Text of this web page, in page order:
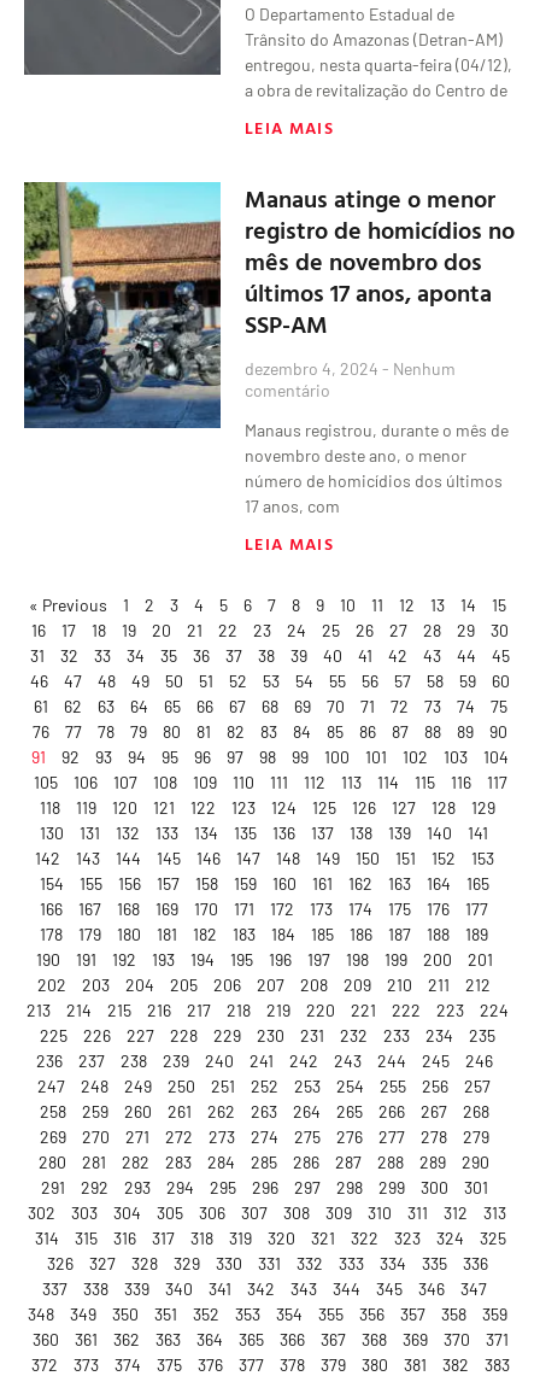
O Departamento Estadual de
Trânsito do Amazonas (Detran-AM)
entregou, nesta quarta-feira (04/12),
a obra de revitalização do Centro de
LEIA MAIS
Manaus atinge o menor
registro de homicídios no
mês de novembro dos
últimos 17 anos, aponta
SSP-AM
dezembro 4, 2024 Nenhum
comentário
Manaus registrou, durante o mês de
novembro deste ano, o menor
número de homicídios dos últimos
17 anos, com
LEIA MAIS
« Previous 1 2 3 4 5 6 7 8 9 10 11 12 13 14
15
16
17 18 19 20 21 22 23 24 25 26 27 28 29
30
31
32 33 34 35 36 37 38 39 40 41 42 43 44
45
46
47 48 49 50 51 52 53 54 55 56 57 58 59
60
61
62 63 64 65 66 67 68 69 70 71 72 73 74
75
76
77 78 79 80 81 82 83 84 85 86 87 88 89
90
91
92 93 94 95 96 97 98 99 100 101 102 103
104
105
106 107 108 109 110 111 112 113 114 115 116
117
118
119 120 121 122 123 124 125 126 127 128
129
130
131 132 133 134 135 136 137 138 139 140
141
142
143 144 145 146 147 148 149 150 151 152
153
154
155 156 157 158 159 160 161 162 163 164
165
166
167 168 169 170 171 172 173 174 175 176
177
178
179 180 181 182 183 184 185 186 187 188
189
190
191 192 193 194 195 196 197 198 199 200
201
202
203 204 205 206 207 208 209 210 211
212
213
214 215 216 217 218 219 220 221 222 223
224
225
226 227 228 229 230 231 232 233 234
235
236
237 238 239 240 241 242 243 244 245
246
247
248 249 250 251 252 253 254 255 256
257
258
259 260 261 262 263 264 265 266 267
268
269
270 271 272 273 274 275 276 277 278
279
280
281 282 283 284 285 286 287 288 289
290
291
292 293 294 295 296 297 298 299 300
301
302
303 304 305 306 307 308 309 310 311 312
313
314
315 316 317 318 319 320 321 322 323 324
325
326
327 328 329 330 331 332 333 334 335
336
337
338 339 340 341 342 343 344 345 346
347
348
349 350 351 352 353 354 355 356 357 358
359
360
361 362 363 364 365 366 367 368 369 370
371
372
373 374 375 376 377 378 379 380 381 382
383